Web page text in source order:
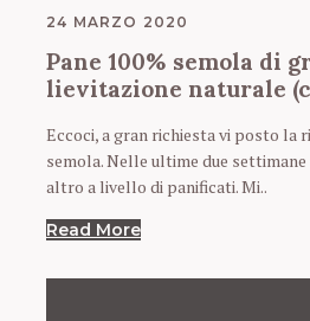
24 MARZO 2020
Pane 100% semola di
lievitazione naturale
Eccoci, a gran richiesta vi posto la
semola. Nelle ultime due
altro a livello di panificati. Mi..
Read More